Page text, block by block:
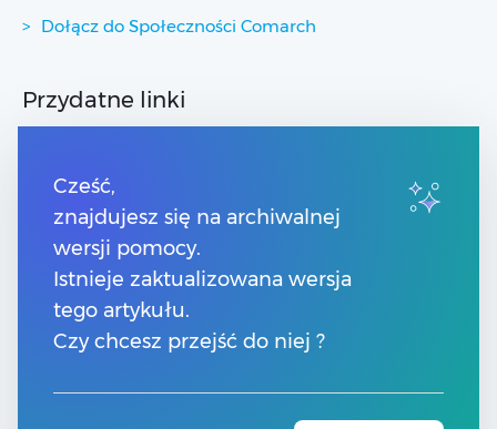
Dołącz do Społeczności Comarch
Przydatne linki
Strony dla Partnerów
Pomoc Comarch Betterfly
Pomoc Comarch e-Sklep
Pomoc Comarch HRM
Pomoc Optima w chmurze
Kontakt
Znajdź Partnera Comarch
Cześć,
znajdujesz się na archiwalnej
wersji pomocy.
Istnieje zaktualizowana wersja
tego artykułu.
Czy chcesz przejść do niej ?